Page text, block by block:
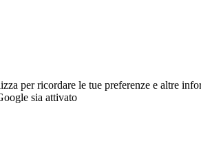
per ricordare le tue preferenze e altre
sia attivato